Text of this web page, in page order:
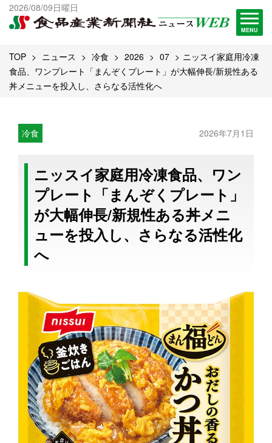
2026/08/09日曜日
MENU
出版物一覧へ
試読・購読申し込み
TOP ニュース 冷食 2026 07
ニッスイ家庭用冷凍
食品、ワンプレート「まんぞくプレート」が大幅伸長/新規性ある
丼メニューを投入し、さらなる活性化へ
冷食 2026年7月1日
ニッスイ家庭用冷凍食品、ワン
プレート「まんぞくプレート」
が大幅伸長/新規性ある丼メニ
ューを投入し、さらなる活性化
へ